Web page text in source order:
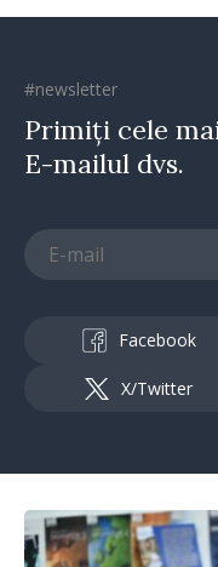
#newsletter
Primiți cele
E-mailul dvs.
Facebook
X/Twitter